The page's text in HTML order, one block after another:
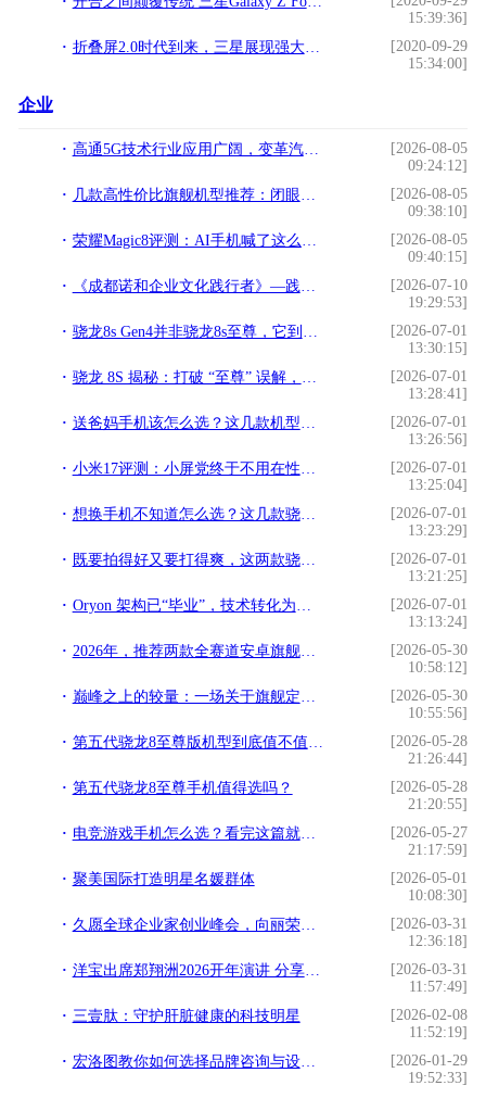
15:39:36]
折叠屏2.0时代到来，三星展现强大行业领导力
[2020-09-29
15:34:00]
企业
高通5G技术行业应用广阔，变革汽车使用体验
[2026-08-05
09:24:12]
几款高性价比旗舰机型推荐：闭眼入，不踩坑
[2026-08-05
09:38:10]
荣耀Magic8评测：AI手机喊了这么多年，这台终于像个“管家”了
[2026-08-05
09:40:15]
《成都诺和企业文化践行者》—践行文化，榜样力量
[2026-07-10
19:29:53]
骁龙8s Gen4并非骁龙8s至尊，它到底是一款怎样的芯片？
[2026-07-01
13:30:15]
骁龙 8S 揭秘：打破 “至尊” 误解，还原真实性能
[2026-07-01
13:28:41]
送爸妈手机该怎么选？这几款机型，让关怀更显高端与贴心
[2026-07-01
13:26:56]
小米17评测：小屏党终于不用在性能和手感之间做选择了
[2026-07-01
13:25:04]
想换手机不知道怎么选？这几款骁龙旗舰机帮你把把关
[2026-07-01
13:23:29]
既要拍得好又要打得爽，这两款骁龙8至尊版旗舰一步到位
[2026-07-01
13:21:25]
Oryon 架构已“毕业”，技术转化为资产，高通的深层底气
[2026-07-01
13:13:24]
2026年，推荐两款全赛道安卓旗舰，全面无短板
[2026-05-30
10:58:12]
巅峰之上的较量：一场关于旗舰定义的革命
[2026-05-30
10:55:56]
第五代骁龙8至尊版机型到底值不值得买？
[2026-05-28
21:26:44]
第五代骁龙8至尊手机值得选吗？
[2026-05-28
21:20:55]
电竞游戏手机怎么选？看完这篇就有答案了
[2026-05-27
21:17:59]
聚美国际打造明星名媛群体
[2026-05-01
10:08:30]
久愿全球企业家创业峰会，向丽荣获全球优秀企业家荣誉
[2026-03-31
12:36:18]
洋宝出席郑翔洲2026开年演讲 分享“企业家权威IP打造
[2026-03-31
11:57:49]
三壹肽：守护肝脏健康的科技明星
[2026-02-08
11:52:19]
宏洛图教你如何选择品牌咨询与设计伙伴？理性视角下的专业参考
[2026-01-29
19:52:33]